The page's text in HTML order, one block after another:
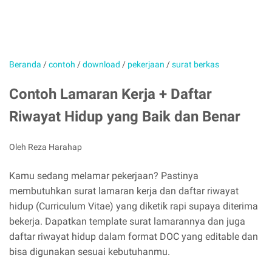
Beranda /contoh /download / pekerjaan /surat berkas
Contoh Lamaran Kerja + Daftar
Riwayat Hidup yang Baik dan Benar
Oleh Reza Harahap
Kamu sedang melamar pekerjaan? Pastinya
membutuhkan surat lamaran kerja dan daftar riwayat
hidup (Curriculum Vitae) yang diketik rapi supaya diterima
bekerja. Dapatkan template surat lamarannya dan juga
daftar riwayat hidup dalam format DOC yang editable dan
bisa digunakan sesuai kebutuhanmu.